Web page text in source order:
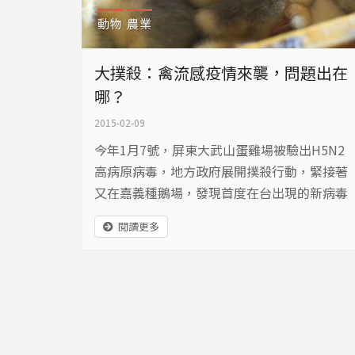
動物 農業
大撲殺：禽流感疫情來襲，問題出在
哪？
2015-02-09
今年1月7號，屏東大武山蛋雞場被驗出H5N2
高病原病毒，地方政府展開撲殺行動，緊接著
又在嘉義種鵝場，發現首度在台出現的新病毒
H5N8，雲林、台南、屏東則是驗出新型H5N
2，之後又在高雄跟屏東檢出同樣首度出現在
閱讀更多